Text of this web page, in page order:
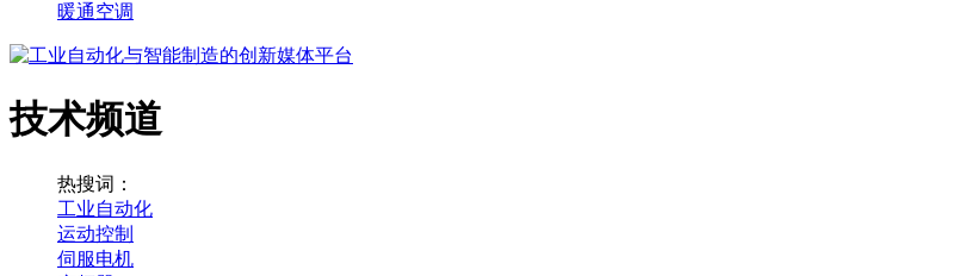
暖通空调
技术频道
热搜词：
工业自动化
运动控制
伺服电机